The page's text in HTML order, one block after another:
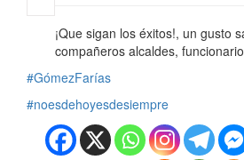
¡Que sigan los éxitos!, un gusto
compañeros alcaldes,
#GómezFarías
#noesdehoyesdesiempre